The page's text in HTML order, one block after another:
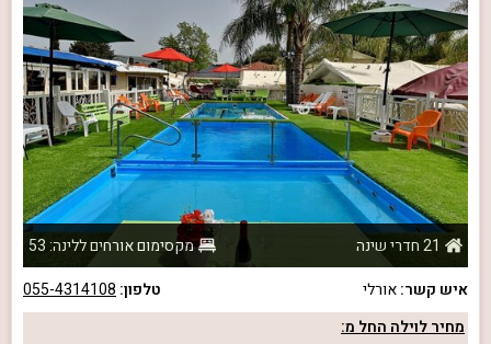
21 חדרי שינה
מקסימום אורחים ללינה: 53
איש קשר:אורלי טלפון: 055-4314108
מחיר לוילה החל מ: